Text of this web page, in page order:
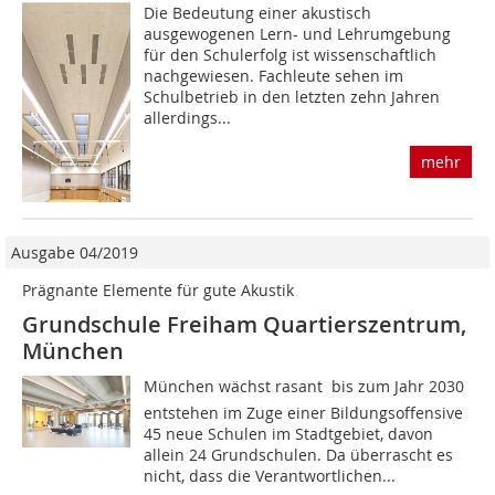
Die Bedeutung einer akustisch
ausgewogenen Lern- und Lehrumgebung
für den Schulerfolg ist wissenschaftlich
nachgewiesen. Fachleute sehen im
Schulbetrieb in den letzten zehn Jahren
allerdings...
mehr
Ausgabe 04/2019
Prägnante Elemente für gute Akustik
Grundschule Freiham Quartierszentrum,
München
München wächst rasant  bis zum Jahr 2030
entstehen im Zuge einer Bildungsoffensive
45 neue Schulen im Stadtgebiet, davon
allein 24 Grundschulen. Da überrascht es
nicht, dass die Verantwortlichen...